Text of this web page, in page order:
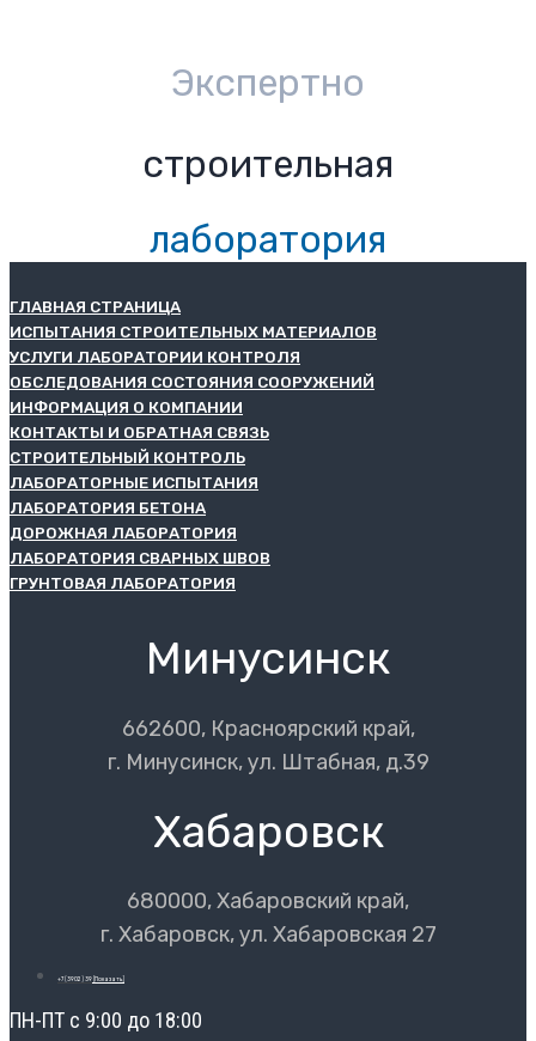
Экспертно
строительная
лаборатория
ГЛАВНАЯ СТРАНИЦА
ИСПЫТАНИЯ СТРОИТЕЛЬНЫХ МАТЕРИАЛОВ
УСЛУГИ ЛАБОРАТОРИИ КОНТРОЛЯ
ОБСЛЕДОВАНИЯ СОСТОЯНИЯ СООРУЖЕНИЙ
ИНФОРМАЦИЯ О КОМПАНИИ
КОНТАКТЫ И ОБРАТНАЯ СВЯЗЬ
СТРОИТЕЛЬНЫЙ КОНТРОЛЬ
ЛАБОРАТОРНЫЕ ИСПЫТАНИЯ
ЛАБОРАТОРИЯ БЕТОНА
ДОРОЖНАЯ ЛАБОРАТОРИЯ
ЛАБОРАТОРИЯ СВАРНЫХ ШВОВ
ГРУНТОВАЯ ЛАБОРАТОРИЯ
Минусинск
662600, Красноярский край,
г. Минусинск, ул. Штабная, д.39
Хабаровск
680000, Хабаровский край,
г. Хабаровск, ул. Хабаровская 27
+7 (3902) 39 [Показать]
ПН-ПТ с 9:00 до 18:00